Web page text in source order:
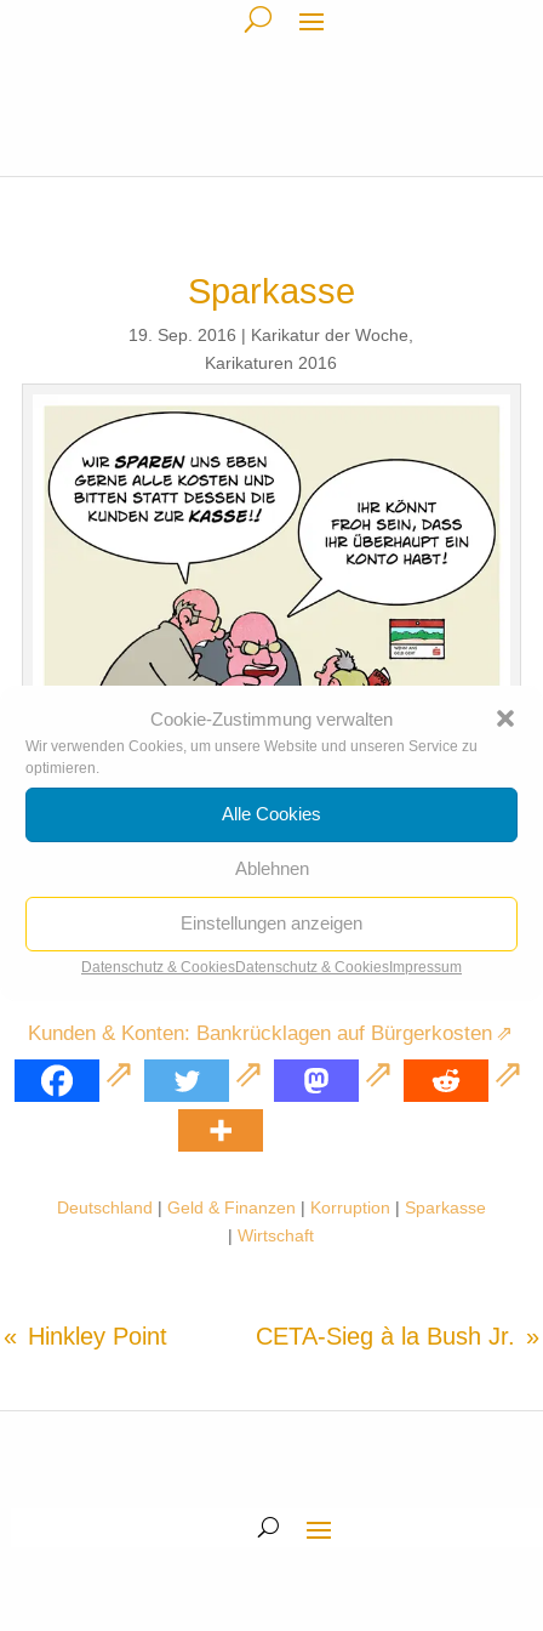
Cookie-Zustimmung verwalten
Wir verwenden Cookies, um unsere Website und unseren Service zu
optimieren.
Alle Cookies
Ablehnen
Einstellungen anzeigen
Datenschutz & CookiesDatenschutz & CookiesImpressum
Sparkasse
19. Sep. 2016 Karikatur der Woche
Karikaturen 2016
Kosten für die Kunden, Gewinne für die Kasse: Sparkasse
Beachten Sie dazu auch den Beitrag im Meinungsmedium „der
Kunden & Konten: Bankrücklagen auf Bürgerkosten
Deutschland | Geld & Finanzen | Korruption | Sparkasse
|Wirtschaft
Hinkley Point CETA-Sieg à la Bush Jr.